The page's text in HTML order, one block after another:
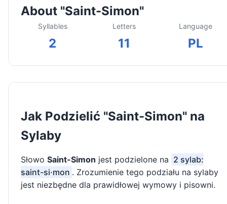
About "Saint-Simon"
Syllables
2
Letters
11
Language
PL
Jak Podzielić "Saint-Simon" na
Sylaby
Słowo Saint-Simon jest podzielone na 2 sylab:
saint-si·mon . Zrozumienie tego podziału na sylaby
jest niezbędne dla prawidłowej wymowy i pisowni.